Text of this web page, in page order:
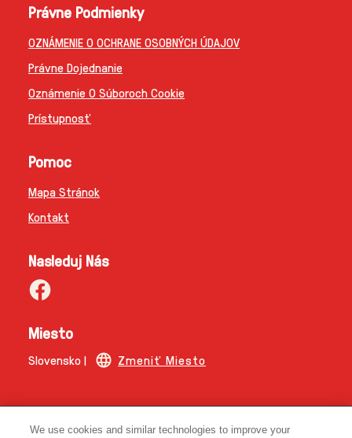
Právne Podmienky
OZNÁMENIE O OCHRANE OSOBNÝCH ÚDAJOV
Právne Dojednanie
Oznámenie O Súboroch Cookie
Prístupnosť
Pomoc
Mapa Stránok
Kontakt
Nasleduj Nás
Miesto
Slovensko | Zmeniť Miesto
© 2026 Copyright | The Magnum Ice Cream Company.
We use cookies and similar technologies to improve your